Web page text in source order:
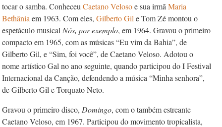
tocar o samba. Conheceu Caetano Velosoe sua irmã Maria
Bethânia em 1963. Com eles, Gilberto Gil e Tom Zé montou o
espetáculo musical Nós, por exemplo, em 1964. Gravou o primeiro
compacto em 1965, com as músicas “Eu vim da Bahia”, de
Gilberto Gil, e “Sim, foi você”, de Caetano Veloso. Adotou o
nome artístico Gal no ano seguinte, quando participou do I Festival
Internacional da Canção, defendendo a música “Minha senhora”,
de Gilberto Gil e Torquato Neto.
Gravou o primeiro disco, Domingo, com o também estreante
Caetano Veloso, em 1967. Participou do movimento tropicalista,